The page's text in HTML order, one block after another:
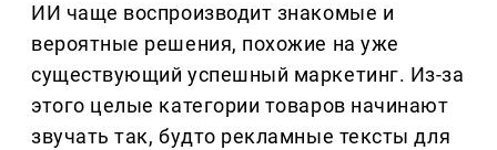
ИИ чаще воспроизводит знакомые и
вероятные решения, похожие на уже
существующий успешный маркетинг. Из-за
этого целые категории товаров начинают
звучать так, будто рекламные тексты для